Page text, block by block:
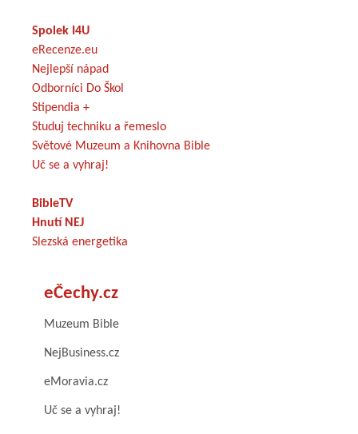
Spolek I4U
eRecenze.eu
Nejlepší nápad
Odborníci Do Škol
Stipendia +
Studuj techniku a řemeslo
Světové Muzeum a Knihovna Bible
Uč se a vyhraj!
BibleTV
Hnutí NEJ
Slezská energetika
eČechy.cz
Muzeum Bible
NejBusiness.cz
eMoravia.cz
Uč se a vyhraj!